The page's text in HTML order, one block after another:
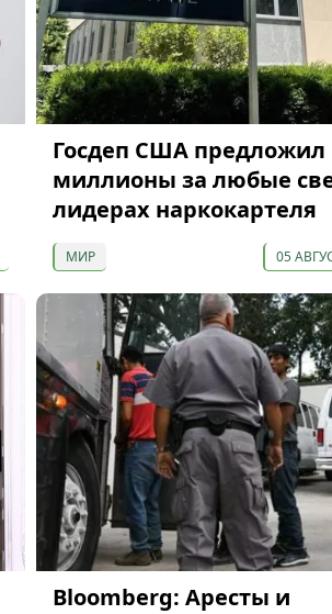
Госдеп США предложил
миллионы за любые
лидерах наркокартеля
МИР 05
Bloomberg: Аресты и